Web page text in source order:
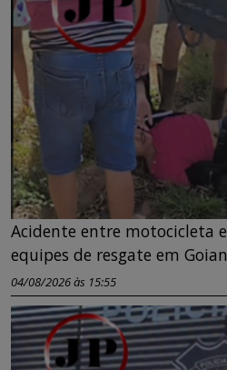
Acidente entre motocicleta
equipes de resgate em
04/08/2026 às 15:55